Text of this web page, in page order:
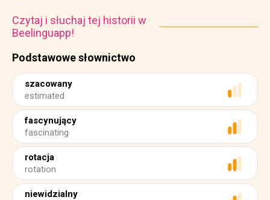
Podstawowe słownictwo
szacowany
estimated
fascynujący
fascinating
rotacja
rotation
niewidzialny
Czytaj i słuchaj tej historii w
Beelinguapp!